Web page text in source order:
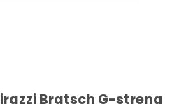
Bratsch G-streng